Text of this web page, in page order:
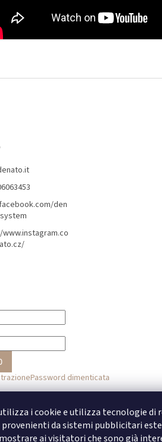
i cookie e utilizza tecnologie di
da sistemi pubblicitari
ai visitatori che sono già
den
Password dimenticata
Accesso con Facebook